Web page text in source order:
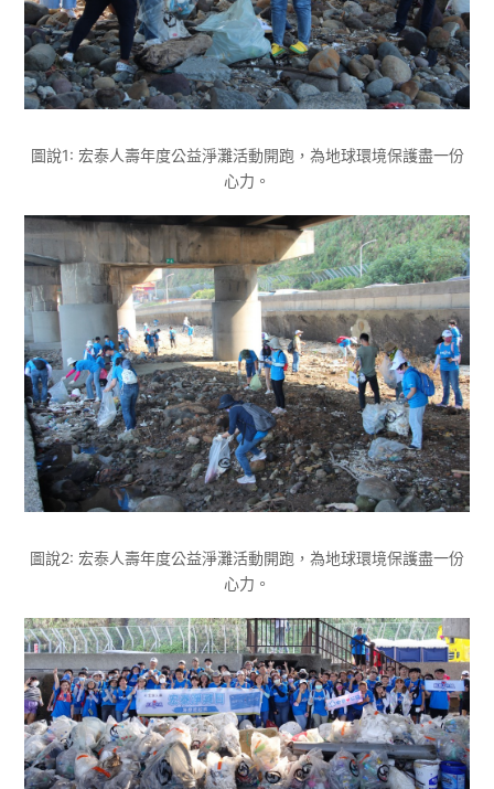
圖說1: 宏泰人壽年度公益淨灘活動開跑，為地球環境保護盡一份
心力。
圖說2: 宏泰人壽年度公益淨灘活動開跑，為地球環境保護盡一份
心力。